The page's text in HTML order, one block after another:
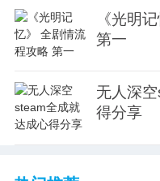
《光明
第一
无人深
得分享